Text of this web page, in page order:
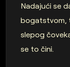
Nadajući se
bogatstvom,
slepog
se to čini.